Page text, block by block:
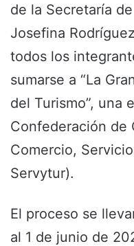
de la Secretaría
Josefina
todos los
sumarse a “La
del Turismo”, una
Confederación de
Comercio,
Servytur).
El proceso se
al 1 de junio de